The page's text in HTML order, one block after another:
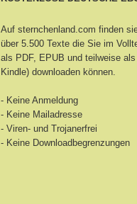
Auf sternchenland.com finden
über 5.500 Texte die Sie im
als PDF, EPUB und teilweise
Kindle) downloaden können.
- Keine Anmeldung
- Keine Mailadresse
- Viren- und Trojanerfrei
- Keine Downloadbegrenzungen